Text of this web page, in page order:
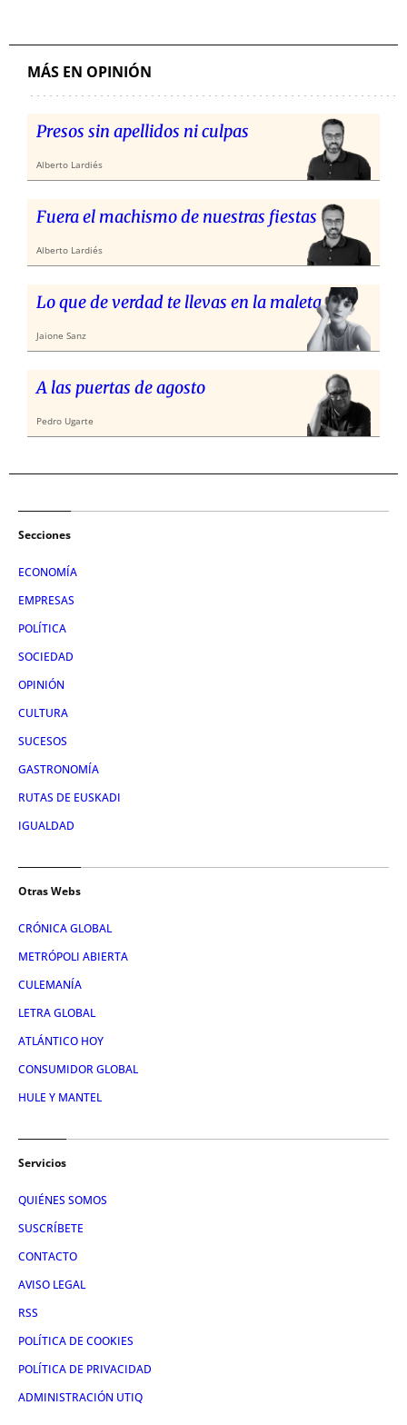
MÁS EN OPINIÓN
Presos sin apellidos ni culpas
Alberto Lardiés
Fuera el machismo de nuestras fiestas
Alberto Lardiés
Lo que de verdad te llevas en la maleta
Jaione Sanz
A las puertas de agosto
Pedro Ugarte
Secciones
ECONOMÍA
EMPRESAS
POLÍTICA
SOCIEDAD
OPINIÓN
CULTURA
SUCESOS
GASTRONOMÍA
RUTAS DE EUSKADI
IGUALDAD
Otras Webs
CRÓNICA GLOBAL
METRÓPOLI ABIERTA
CULEMANÍA
LETRA GLOBAL
ATLÁNTICO HOY
CONSUMIDOR GLOBAL
HULE Y MANTEL
Servicios
QUIÉNES SOMOS
SUSCRÍBETE
CONTACTO
AVISO LEGAL
RSS
POLÍTICA DE COOKIES
POLÍTICA DE PRIVACIDAD
ADMINISTRACIÓN UTIQ